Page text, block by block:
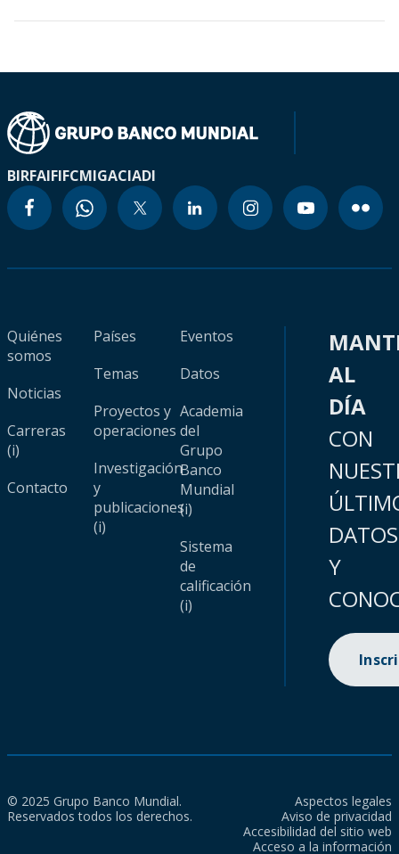
BIRFAIFIFCMIGACIADI
Quiénes
somos
Noticias
Carreras
(i)
Contacto
Países
Temas
Proyectos y
operaciones
Investigación
y
publicaciones
(i)
Eventos
Datos
Academia
del
Grupo
Banco
Mundial
(i)
Sistema
de
calificación
(i)
AL
DÍA
CON
DATOS
Y
© 2025 Grupo Banco Mundial.
Reservados todos los derechos.
Aspectos legales
Aviso de privacidad
Accesibilidad del sitio web
Acceso a la información